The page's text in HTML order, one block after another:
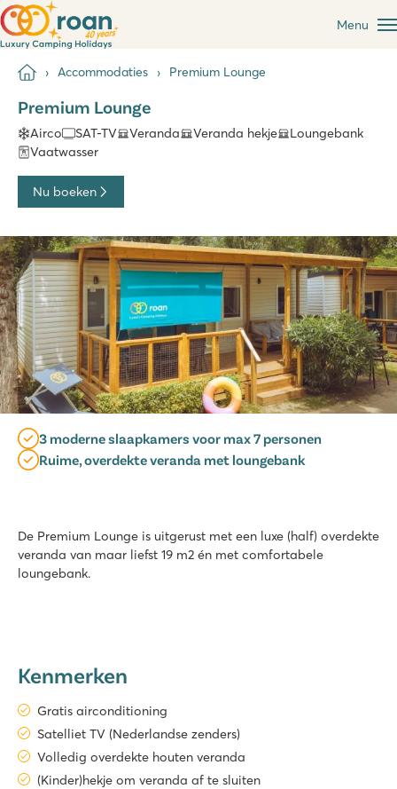
Menu
Accommodaties Premium Lounge
Premium Lounge
Airco SAT-TV Veranda Veranda hekje
Loungebank
Vaatwasser
Nu boeken
3 moderne slaapkamers voor max 7 personen
Ruime, overdekte veranda met loungebank
De Premium Lounge is uitgerust met een luxe (half) overdekte
veranda van maar liefst 19 m2 én met comfortabele
loungebank.
Kenmerken
Gratis airconditioning
Satelliet TV (Nederlandse zenders)
Volledig overdekte houten veranda
(Kinder)hekje om veranda af te sluiten